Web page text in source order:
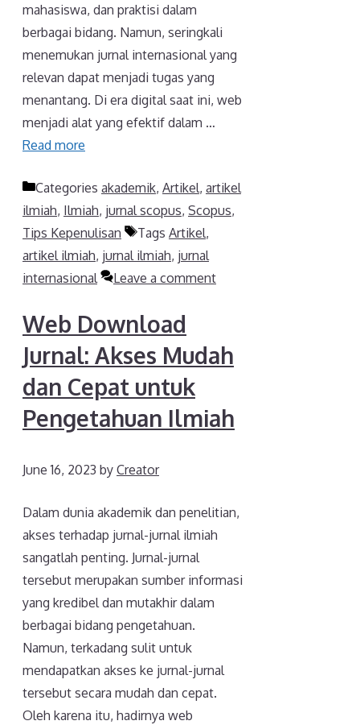
mahasiswa, dan praktisi dalam
berbagai bidang. Namun, seringkali
menemukan jurnal internasional yang
relevan dapat menjadi tugas yang
menantang. Di era digital saat ini, web
menjadi alat yang efektif dalam …
Read more
Categories akademik, Artikel, artikel
ilmiah, Ilmiah, jurnal scopus, Scopus,
Tips Kepenulisan
Tags Artikel,
artikel ilmiah, jurnal ilmiah, jurnal
internasional
Leave a comment
Web Download
Jurnal: Akses Mudah
dan Cepat untuk
Pengetahuan Ilmiah
June 16, 2023 by Creator
Dalam dunia akademik dan penelitian,
akses terhadap jurnal-jurnal ilmiah
sangatlah penting. Jurnal-jurnal
tersebut merupakan sumber informasi
yang kredibel dan mutakhir dalam
berbagai bidang pengetahuan.
Namun, terkadang sulit untuk
mendapatkan akses ke jurnal-jurnal
tersebut secara mudah dan cepat.
Oleh karena itu, hadirnya web